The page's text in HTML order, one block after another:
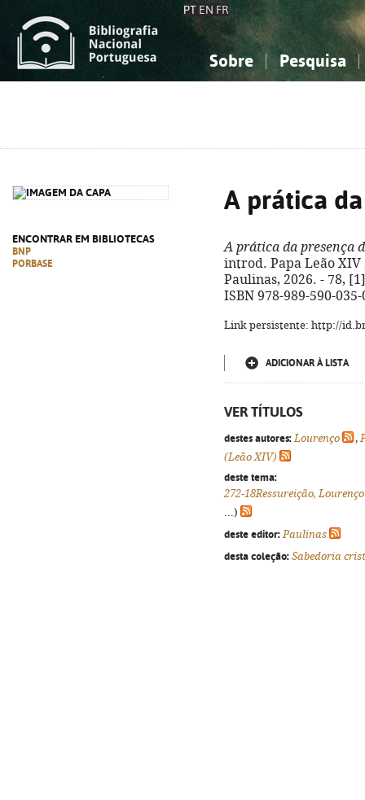
PT EN FR
Sobre Pesquisa
ENCONTRAR EM BIBLIOTECAS
BNP
PORBASE
A prática
A prática da presença
introd. Papa Leão XIV
Paulinas, 2026. - 78,
ISBN 978-989-590-035-
Link persistente: http://
ADICIONAR À LISTA
VER TÍTULOS
destes autores: Lourenço ,
(Leão XIV)
deste tema:
272-18Ressureição,
...)
deste editor: Paulinas
desta coleção: Sabedoria